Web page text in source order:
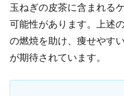
玉ねぎの皮茶に含まれる
可能性があります。上述
の燃焼を助け、痩せやす
が期待されています。